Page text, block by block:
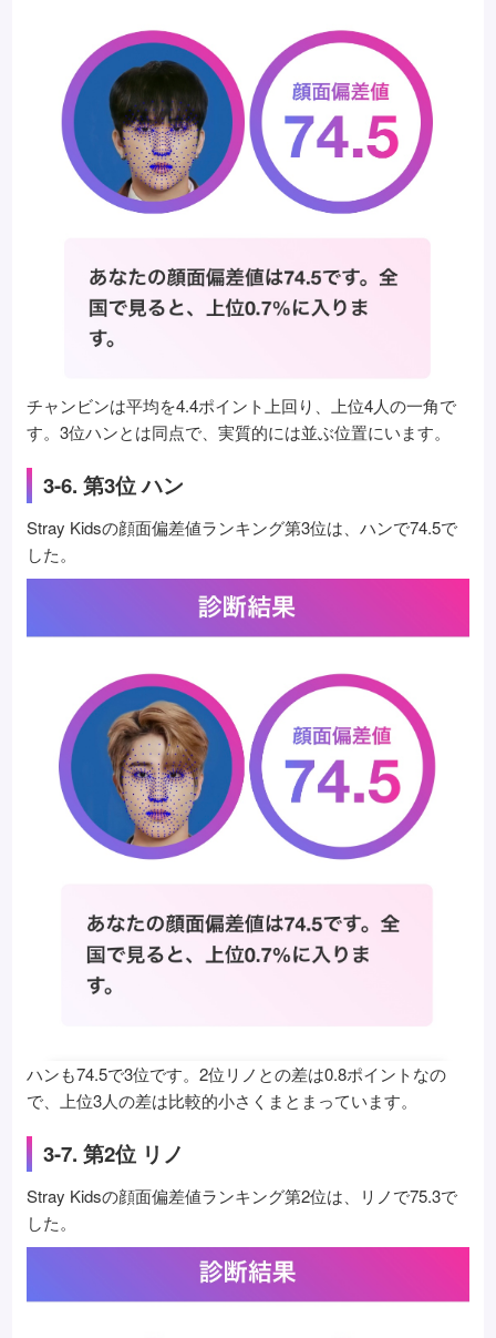
チャンビンは平均を4.4ポイント上回り、上位4人の一角で
す。3位ハンとは同点で、実質的には並ぶ位置にいます。
3-6. 第3位 ハン
Stray Kidsの顔面偏差値ランキング第3位は、ハンで74.5で
した。
ハンも74.5で3位です。2位リノとの差は0.8ポイントなの
で、上位3人の差は比較的小さくまとまっています。
3-7. 第2位 リノ
Stray Kidsの顔面偏差値ランキング第2位は、リノで75.3で
した。